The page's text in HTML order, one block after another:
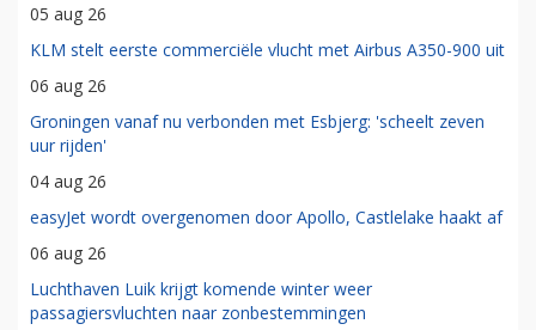
05 aug 26
KLM stelt eerste commerciële vlucht met Airbus A350-900 uit
06 aug 26
Groningen vanaf nu verbonden met Esbjerg: 'scheelt zeven
uur rijden'
04 aug 26
easyJet wordt overgenomen door Apollo, Castlelake haakt af
06 aug 26
Luchthaven Luik krijgt komende winter weer
passagiersvluchten naar zonbestemmingen